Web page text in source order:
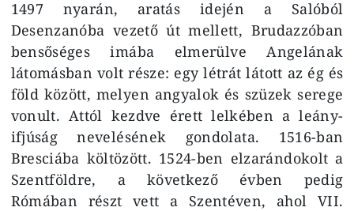
1497 nyarán, aratás idején a Salóból
Desenzanóba vezető út mellett, Brudazzóban
bensőséges imába elmerülve Angelának
látomásban volt része: egy létrát látott az ég és
föld között, melyen angyalok és szüzek serege
vonult. Attól kezdve érett lelkében a leány-
ifjúság nevelésének gondolata. 1516-ban
Bresciába költözött. 1524-ben elzarándokolt a
Szentföldre, a következő évben pedig
Rómában részt vett a Szentéven, ahol VII.